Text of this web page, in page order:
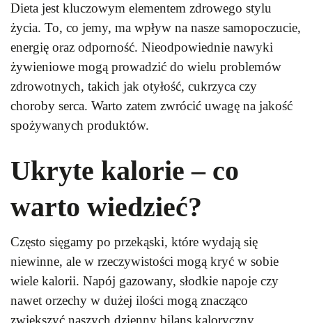
Dieta jest kluczowym elementem zdrowego stylu
życia. To, co jemy, ma wpływ na nasze samopoczucie,
energię oraz odporność. Nieodpowiednie nawyki
żywieniowe mogą prowadzić do wielu problemów
zdrowotnych, takich jak otyłość, cukrzyca czy
choroby serca. Warto zatem zwrócić uwagę na jakość
spożywanych produktów.
Ukryte kalorie – co
warto wiedzieć?
Często sięgamy po przekąski, które wydają się
niewinne, ale w rzeczywistości mogą kryć w sobie
wiele kalorii. Napój gazowany, słodkie napoje czy
nawet orzechy w dużej ilości mogą znacząco
zwiększyć naszych dzienny bilans kaloryczny.